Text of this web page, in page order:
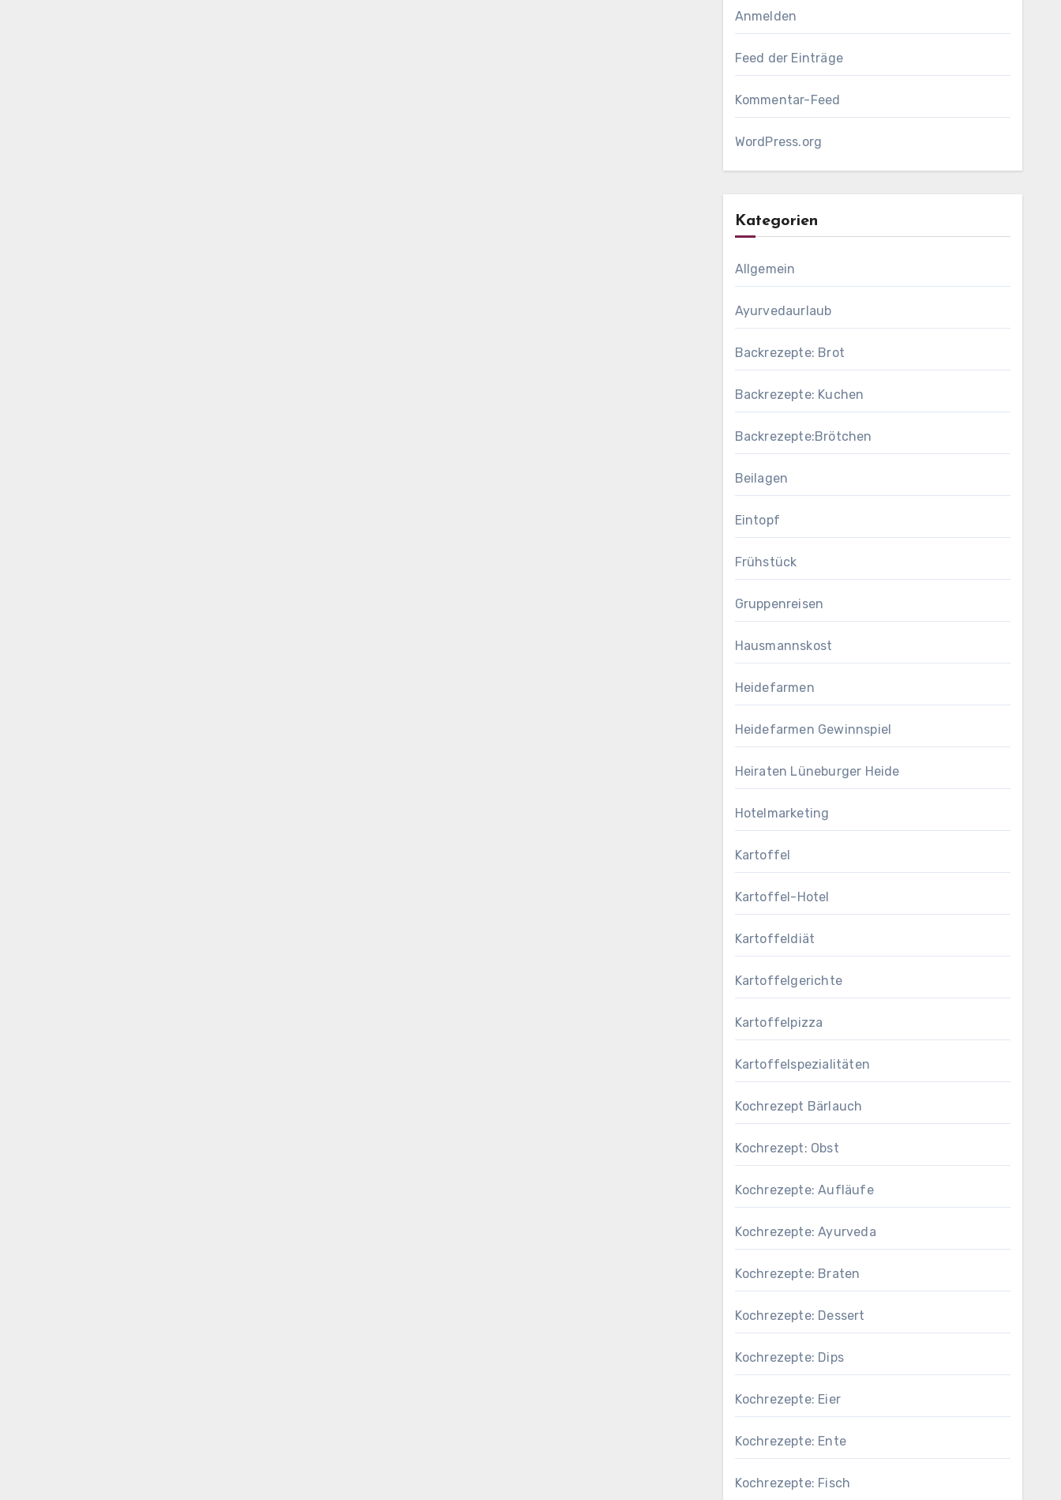
Anmelden
Feed der Einträge
Kommentar-Feed
WordPress.org
Kategorien
Allgemein
Ayurvedaurlaub
Backrezepte: Brot
Backrezepte: Kuchen
Backrezepte:Brötchen
Beilagen
Eintopf
Frühstück
Gruppenreisen
Hausmannskost
Heidefarmen
Heidefarmen Gewinnspiel
Heiraten Lüneburger Heide
Hotelmarketing
Kartoffel
Kartoffel-Hotel
Kartoffeldiät
Kartoffelgerichte
Kartoffelpizza
Kartoffelspezialitäten
Kochrezept Bärlauch
Kochrezept: Obst
Kochrezepte: Aufläufe
Kochrezepte: Ayurveda
Kochrezepte: Braten
Kochrezepte: Dessert
Kochrezepte: Dips
Kochrezepte: Eier
Kochrezepte: Ente
Kochrezepte: Fisch